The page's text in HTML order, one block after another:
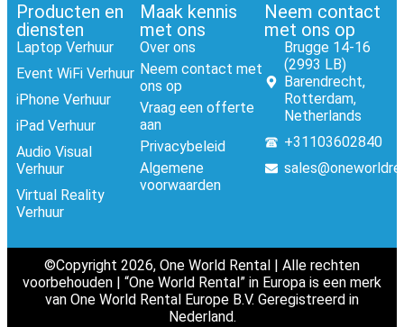
Producten en
diensten
Laptop Verhuur
Event WiFi Verhuur
iPhone Verhuur
iPad Verhuur
Audio Visual
Verhuur
Virtual Reality
Verhuur
Maak kennis
met ons
Over ons
Neem contact met
ons op
Vraag een offerte
aan
Privacybeleid
Algemene
voorwaarden
Neem contact
met ons op
Brugge 14-16
(2993 LB)
Barendrecht,
Rotterdam,
Netherlands
+31103602840
©Copyright 2026, One World Rental | Alle rechten
voorbehouden | “One World Rental” in Europa is een merk
van One World Rental Europe B.V. Geregistreerd in
Nederland.